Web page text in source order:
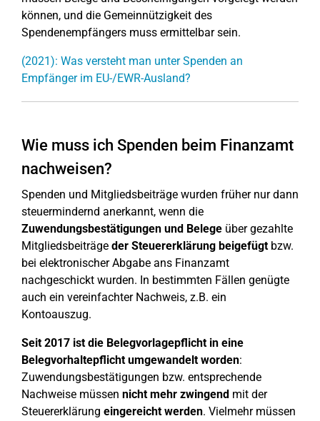
können, und die Gemeinnützigkeit des
Spendenempfängers muss ermittelbar sein.
(2021): Was versteht man unter Spenden an
Empfänger im EU-/EWR-Ausland?
Wie muss ich Spenden beim Finanzamt
nachweisen?
Spenden und Mitgliedsbeiträge wurden früher nur dann
steuermindernd anerkannt, wenn die
Zuwendungsbestätigungen und Belege über gezahlte
Mitgliedsbeiträge der Steuererklärung beigefügtbzw.
bei elektronischer Abgabe ans Finanzamt
nachgeschickt wurden. In bestimmten Fällen genügte
auch ein vereinfachter Nachweis, z.B. ein
Kontoauszug.
Seit 2017 ist die Belegvorlagepflicht in eine
Belegvorhaltepflicht umgewandelt worden:
Zuwendungsbestätigungen bzw. entsprechende
Nachweise müssen nicht mehr zwingend mit der
Steuererklärung eingereicht werden. Vielmehr müssen